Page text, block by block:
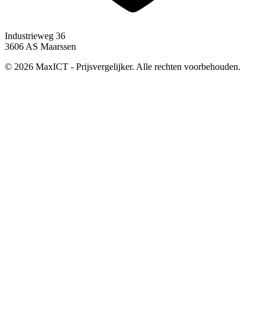
Industrieweg 36
3606 AS Maarssen
© 2026 MaxICT - Prijsvergelijker. Alle rechten voorbehouden.